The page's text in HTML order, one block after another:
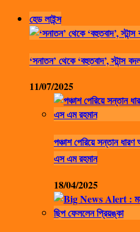
হেড লাইন্স
‘সনাতন’ থেকে ‘বহুতবাদ’, স্টান্স
11/07/2025
পঞ্চাশ পেরিয়ে সন্তান
এস এম রহমান
18/04/2025